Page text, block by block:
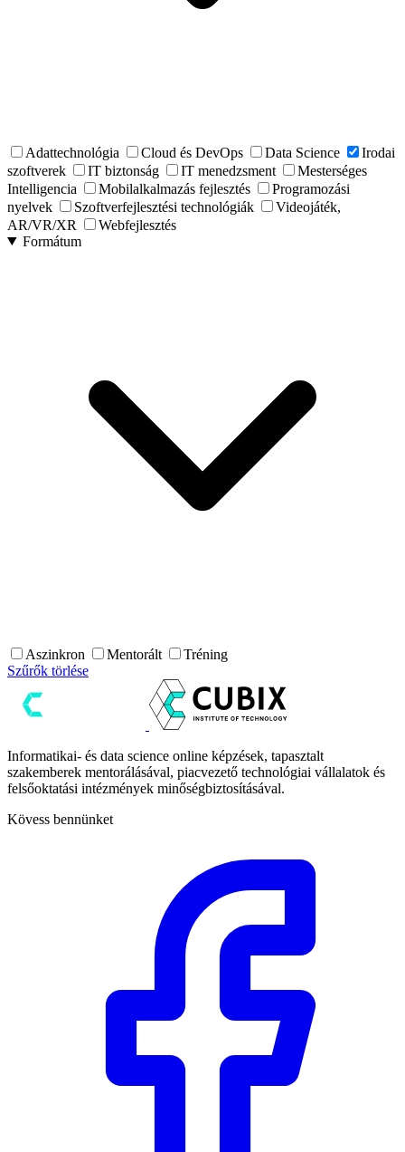
Adattechnológia Cloud és DevOps Data Science
Irodai
szoftverek
IT biztonság IT menedzsment
Mesterséges
Intelligencia
Mobilalkalmazás fejlesztés
Programozási
nyelvek
Szoftverfejlesztési technológiák
Videojáték,
AR/VR/XR
Webfejlesztés
Formátum
Aszinkron Mentorált
Tréning
Szűrők törlése
Informatikai- és data science online képzések, tapasztalt
szakemberek mentorálásával, piacvezető technológiai vállalatok és
felsőoktatási intézmények minőségbiztosításával.
Kövess bennünket